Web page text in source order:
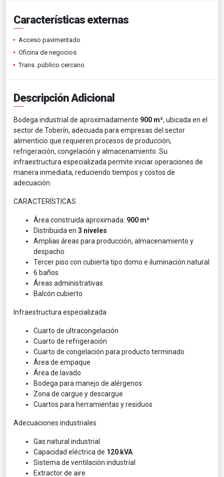
Características externas
Acceso pavimentado
Oficina de negocios
Trans. público cercano
Descripción Adicional
Bodega industrial de aproximadamente 900 m², ubicada en el
sector de Toberín, adecuada para empresas del sector
alimenticio que requieren procesos de producción,
refrigeración, congelación y almacenamiento. Su
infraestructura especializada permite iniciar operaciones de
manera inmediata, reduciendo tiempos y costos de
adecuación.
CARACTERÍSTICAS
Área construida aproximada: 900 m²
Distribuida en 3 niveles
Amplias áreas para producción, almacenamiento y
despacho
Tercer piso con cubierta tipo domo e iluminación natural
6 baños
Áreas administrativas
Balcón cubierto
Infraestructura especializada
Cuarto de ultracongelación
Cuarto de refrigeración
Cuarto de congelación para producto terminado
Área de empaque
Área de lavado
Bodega para manejo de alérgenos
Zona de cargue y descargue
Cuartos para herramientas y residuos
Adecuaciones industriales
Gas natural industrial
Capacidad eléctrica de 120 kVA
Sistema de ventilación industrial
Extractor de aire